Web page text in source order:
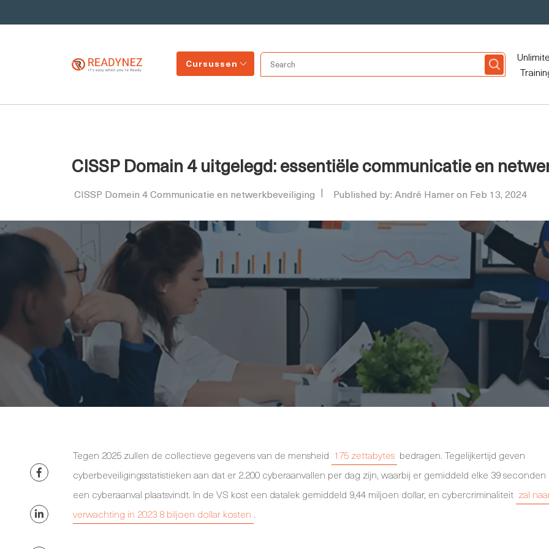
Cursussen
CISSP Domain 4 uitgelegd: essentiële communicatie en
CISSP Domein 4 Communicatie en netwerkbeveiliging Published by: André Hamer on Feb 13, 2024
Tegen 2025 zullen de collectieve gegevens van de mensheid 175 zettabytes bedragen. Tegelijkertijd geven
cyberbeveiligingsstatistieken aan dat er 2.200 cyberaanvallen per dag zijn, waarbij er gemiddeld elke 39 seconden
een cyberaanval plaatsvindt. In de VS kost een datalek gemiddeld 9,44 miljoen dollar, en cybercriminaliteit zal
verwachting in 2023 8 biljoen dollar kosten .